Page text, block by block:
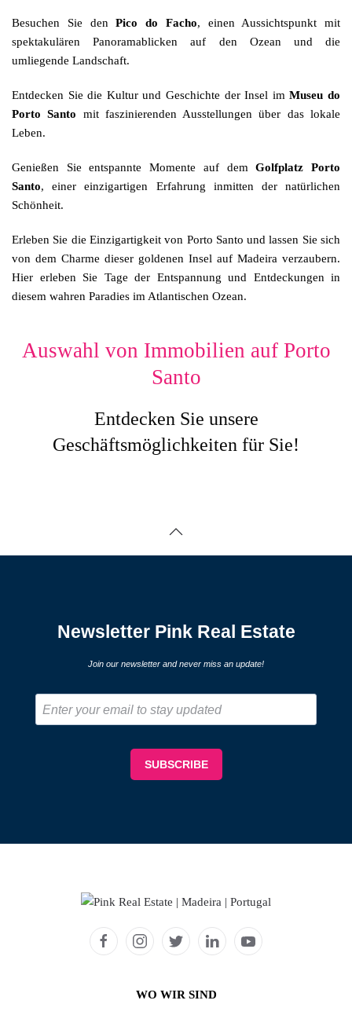
Besuchen Sie denPico do Facho, einen Aussichtspunkt mit
spektakulären Panoramablicken auf den Ozean und die
umliegende Landschaft.
Entdecken Sie die Kultur und Geschichte der Insel imMuseu do
Porto Santo mit faszinierenden Ausstellungen über das lokale
Leben.
Genießen Sie entspannte Momente auf demGolfplatz Porto
Santo, einer einzigartigen Erfahrung inmitten der natürlichen
Schönheit.
Erleben Sie die Einzigartigkeit von Porto Santo und lassen Sie sich
von dem Charme dieser goldenen Insel auf Madeira verzaubern.
Hier erleben Sie Tage der Entspannung und Entdeckungen in
diesem wahren Paradies im Atlantischen Ozean.
Auswahl von Immobilien auf Porto
Santo
Entdecken Sie unsere
Geschäftsmöglichkeiten für Sie!
WO WIR SIND